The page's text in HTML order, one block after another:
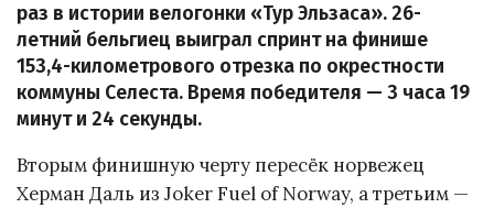
раз в истории велогонки «Тур Эльзаса». 26-
летний бельгиец выиграл спринт на финише
153,4-километрового отрезка по окрестности
коммуны Селеста. Время победителя — 3 часа 19
минут и 24 секунды.
Вторым финишную черту пересёк норвежец
Херман Даль из Joker Fuel of Norway, а третьим —